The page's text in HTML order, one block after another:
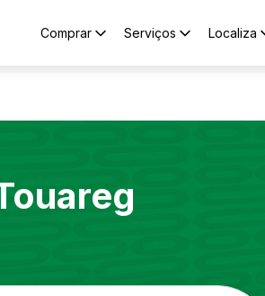
Comprar Serviços Localiza